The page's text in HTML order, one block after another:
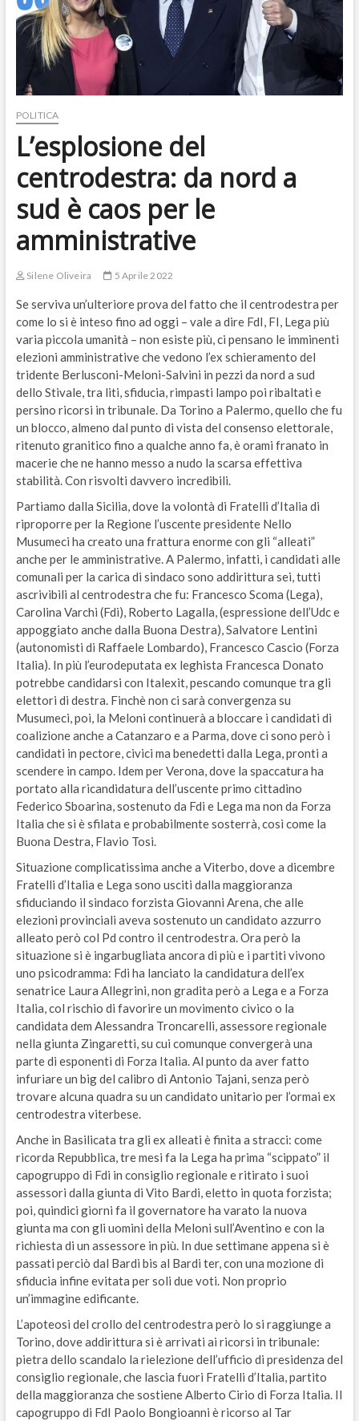
POLITICA
L’esplosione del
centrodestra: da nord a
sud è caos per le
amministrative
Silene Oliveira 5 Aprile 2022
Se serviva un’ulteriore prova del fatto che il centrodestra per
come lo si è inteso fino ad oggi – vale a dire FdI, FI, Lega più
varia piccola umanità – non esiste più, ci pensano le imminenti
elezioni amministrative che vedono l’ex schieramento del
tridente Berlusconi-Meloni-Salvini in pezzi da nord a sud
dello Stivale, tra liti, sfiducia, rimpasti lampo poi ribaltati e
persino ricorsi in tribunale. Da Torino a Palermo, quello che fu
un blocco, almeno dal punto di vista del consenso elettorale,
ritenuto granitico fino a qualche anno fa, è orami franato in
macerie che ne hanno messo a nudo la scarsa effettiva
stabilità. Con risvolti davvero incredibili.
Partiamo dalla Sicilia, dove la volontà di Fratelli d’Italia di
riproporre per la Regione l’uscente presidente Nello
Musumeci ha creato una frattura enorme con gli “alleati”
anche per le amministrative. A Palermo, infatti, i candidati alle
comunali per la carica di sindaco sono addirittura sei, tutti
ascrivibili al centrodestra che fu: Francesco Scoma (Lega),
Carolina Varchi (Fdi), Roberto Lagalla, (espressione dell’Udc e
appoggiato anche dalla Buona Destra), Salvatore Lentini
(autonomisti di Raffaele Lombardo), Francesco Cascio (Forza
Italia). In più l’eurodeputata ex leghista Francesca Donato
potrebbe candidarsi con Italexit, pescando comunque tra gli
elettori di destra. Finchè non ci sarà convergenza su
Musumeci, poi, la Meloni continuerà a bloccare i candidati di
coalizione anche a Catanzaro e a Parma, dove ci sono però i
candidati in pectore, civici ma benedetti dalla Lega, pronti a
scendere in campo. Idem per Verona, dove la spaccatura ha
portato alla ricandidatura dell’uscente primo cittadino
Federico Sboarina, sostenuto da Fdi e Lega ma non da Forza
Italia che si è sfilata e probabilmente sosterrà, così come la
Buona Destra, Flavio Tosi.
Situazione complicatissima anche a Viterbo, dove a dicembre
Fratelli d’Italia e Lega sono usciti dalla maggioranza
sfiduciando il sindaco forzista Giovanni Arena, che alle
elezioni provinciali aveva sostenuto un candidato azzurro
alleato però col Pd contro il centrodestra. Ora però la
situazione si è ingarbugliata ancora di più e i partiti vivono
uno psicodramma: Fdi ha lanciato la candidatura dell’ex
senatrice Laura Allegrini, non gradita però a Lega e a Forza
Italia, col rischio di favorire un movimento civico o la
candidata dem Alessandra Troncarelli, assessore regionale
nella giunta Zingaretti, su cui comunque convergerà una
parte di esponenti di Forza Italia. Al punto da aver fatto
infuriare un big del calibro di Antonio Tajani, senza però
trovare alcuna quadra su un candidato unitario per l’ormai ex
centrodestra viterbese.
Anche in Basilicata tra gli ex alleati è finita a stracci: come
ricorda Repubblica, tre mesi fa la Lega ha prima “scippato” il
capogruppo di Fdi in consiglio regionale e ritirato i suoi
assessori dalla giunta di Vito Bardi, eletto in quota forzista;
poi, quindici giorni fa il governatore ha varato la nuova
giunta ma con gli uomini della Meloni sull’Aventino e con la
richiesta di un assessore in più. In due settimane appena si è
passati perciò dal Bardi bis al Bardi ter, con una mozione di
sfiducia infine evitata per soli due voti. Non proprio
un’immagine edificante.
L’apoteosi del crollo del centrodestra però lo si raggiunge a
Torino, dove addirittura si è arrivati ai ricorsi in tribunale:
pietra dello scandalo la rielezione dell’ufficio di presidenza del
consiglio regionale, che lascia fuori Fratelli d’Italia, partito
della maggioranza che sostiene Alberto Cirio di Forza Italia. Il
capogruppo di FdI Paolo Bongioanni è ricorso al Tar